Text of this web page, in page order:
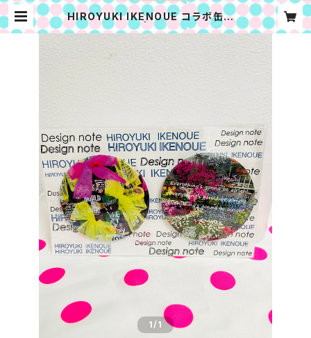
HIROYUKI IKENOUE コラボ缶バッ
チセット E | Designnote
1/1